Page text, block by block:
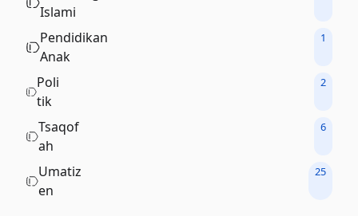
Islami
Pendidikan
Anak
1
Poli
tik
2
Tsaqof
ah
6
Umatiz
en
25